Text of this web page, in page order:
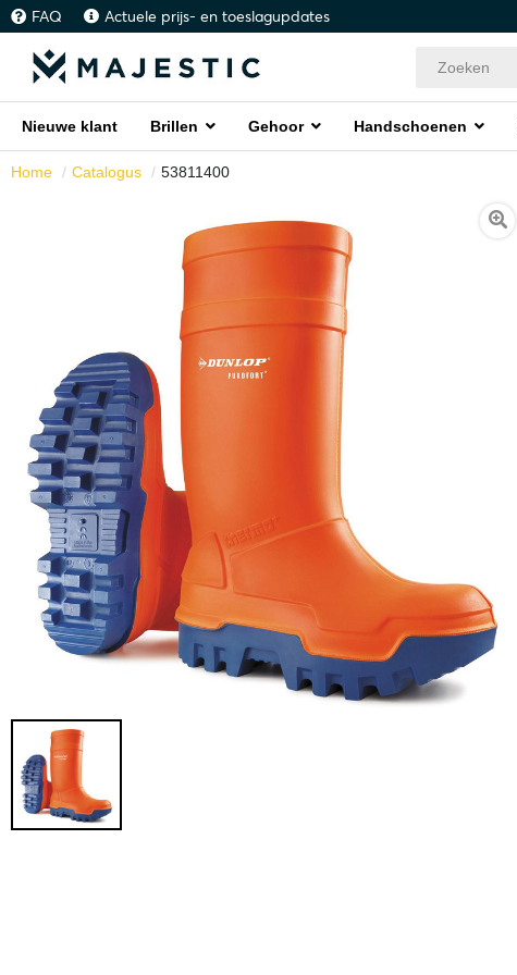
FAQ Actuele prijs- en toeslagupdates
Nieuwe klant Brillen Gehoor Handschoenen
Home Catalogus 53811400